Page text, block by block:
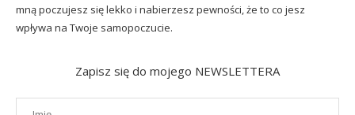
mną poczujesz się lekko i nabierzesz pewności, że to co jesz
wpływa na Twoje samopoczucie.
Zapisz się do mojego NEWSLETTERA